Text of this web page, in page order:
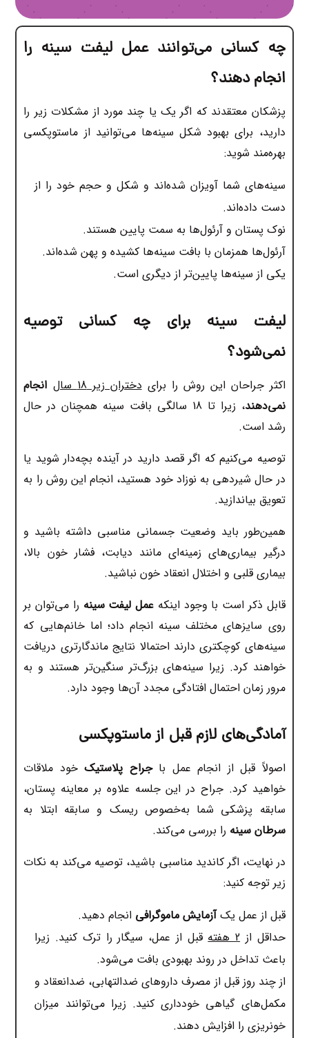
چه کسانی می‌توانند عمل لیفت سینه را
انجام دهند؟
پزشکان معتقدند که اگر یک یا چند مورد از مشکلات زیر را
دارید، برای بهبود شکل سینه‌ها می‌توانید از ماستوپکسی
بهره‌مند شوید:
سینه‌های شما آویزان شده‌اند و شکل و حجم خود را از
دست داده‌اند.
نوک پستان و آرئول‌ها به سمت پایین هستند.
آرئول‌ها همزمان با بافت سینه‌ها کشیده و پهن شده‌اند.
یکی از سینه‌ها پایین‌تر از دیگری است.
لیفت سینه برای چه کسانی توصیه
نمی‌شود؟
اکثر جراحان این روش را برایدختران زیر 18 سال
انجام
نمی‌دهند
، زیرا تا 18 سالگی بافت سینه همچنان در حال
رشد است.
توصیه می‌کنیم که اگر قصد دارید در آینده بچه‌دار شوید یا
در حال شیردهی به نوزاد خود هستید، انجام این روش را به
تعویق بیاندازید.
همین‌طور باید وضعیت جسمانی مناسبی داشته باشید و
درگیر بیماری‌های زمینه‌ای مانند دیابت، فشار خون بالا،
بیماری قلبی و اختلال انعقاد خون نباشید.
قابل ذکر است با وجود اینکه عمل لیفت سینه را می‌توان بر
روی سایزهای مختلف سینه انجام داد؛ اما خانم‌هایی که
سینه‌های کوچکتری دارند احتمالا نتایج ماندگارتری دریافت
خواهند کرد. زیرا سینه‌های بزرگ‌تر سنگین‌تر هستند و به
مرور زمان احتمال افتادگی مجدد آن‌ها وجود دارد.
آمادگی‌های لازم قبل ازماستوپکسی
اصولاً قبل از انجام عمل باجراح پلاستیکخود ملاقات
خواهید کرد. جراح در این جلسه علاوه بر معاینه پستان،
سابقه پزشکی شما به‌خصوص ریسک و سابقه ابتلا به
سرطان سینه را بررسی می‌کند.
در نهایت، اگر کاندید مناسبی باشید، توصیه می‌کند به نکات
زیر توجه کنید:
قبل از عمل یکآزمایش ماموگرافی انجام دهید.
حداقل از 2 هفته
قبل از عمل، سیگار را ترک کنید. زیرا
باعث تداخل در روند بهبودی بافت می‌شود.
از چند روز قبل از مصرف داروهای ضدالتهابی، ضدانعقاد و
مکمل‌های گیاهی خودداری کنید. زیرا می‌توانند میزان
خونریزی را افزایش دهند.